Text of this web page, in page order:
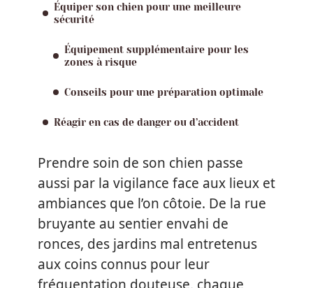
Équiper son chien pour une meilleure
sécurité
Équipement supplémentaire pour les
zones à risque
Conseils pour une préparation optimale
Réagir en cas de danger ou d’accident
Prendre soin de son chien passe
aussi par la vigilance face aux lieux et
ambiances que l’on côtoie. De la rue
bruyante au sentier envahi de
ronces, des jardins mal entretenus
aux coins connus pour leur